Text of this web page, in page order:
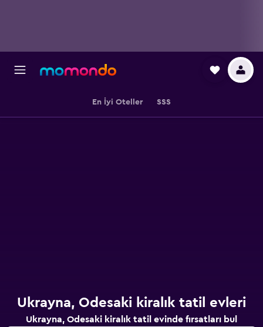
En İyi Oteller SSS
Ukrayna, Odesaki kiralık tatil evleri
Ukrayna, Odesaki kiralık tatil evinde fırsatları bul